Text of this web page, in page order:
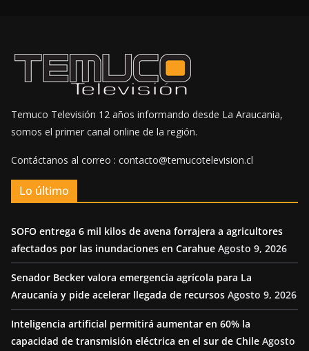
Temuco Televisión 12 años informando desde La Araucania,
somos el primer canal online de la región.
Contáctanos al correo : contacto@temucotelevision.cl
Lo último
SOFO entrega 6 mil kilos de avena forrajera a agricultores
afectados por las inundaciones en Carahue Agosto 9, 2026
Senador Becker valora emergencia agrícola para La
Araucanía y pide acelerar llegada de recursos Agosto 9, 2026
Inteligencia artificial permitirá aumentar en 60% la
capacidad de transmisión eléctrica en el sur de Chile Agosto